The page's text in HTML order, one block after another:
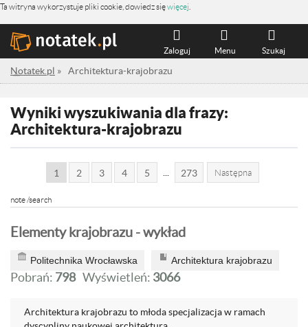
Ta witryna wykorzystuje pliki cookie, dowiedz sięwięcej
Szukaj
Menu
Zaloguj
Notatek.pl » Architektura-krajobrazu
Wyniki wyszukiwania dla frazy:
Architektura-krajobrazu
1 2 3 4 5 273 Następna
note /search
Elementy krajobrazu - wykład
Politechnika Wrocławska Architektura krajobrazu
Pobrań: 798 Wyświetleń: 3066
Architektura krajobrazu to młoda specjalizacja w ramach